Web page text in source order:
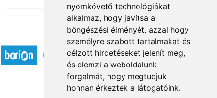
nyomkövető technológiákat
alkalmaz, hogy javítsa a
böngészési élményét, azzal hogy
személyre szabott tartalmakat és
célzott hirdetéseket jelenít meg,
és elemzi a weboldalunk
forgalmát, hogy megtudjuk
honnan érkeztek a látogatóink.
Accepted payment methods